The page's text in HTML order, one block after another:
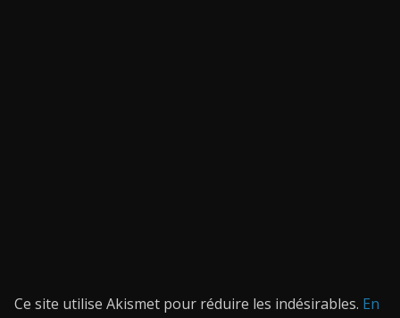
Ce site utilise Akismet pour réduire les indésirables. En